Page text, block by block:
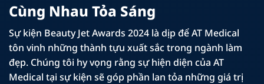
Cùng Nhau Tỏa Sáng
Sự kiện Beauty Jet Awards 2024 là dịp để AT Medical
tôn vinh những thành tựu xuất sắc trong ngành làm
đẹp. Chúng tôi hy vọng rằng sự hiện diện của AT
Medical tại sự kiện sẽ góp phần lan tỏa những giá trị